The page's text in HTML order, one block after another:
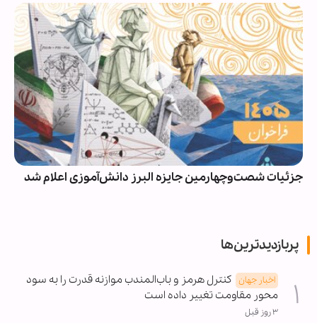
جزئیات شصت‌وچهارمین جایزه البرز دانش‌آموزی اعلام شد
پربازدیدترین‌ها
اخبار جهان کنترل هرمز و باب‌المندب موازنه قدرت را به سود
محور مقاومت تغییر داده است
۳ روز قبل